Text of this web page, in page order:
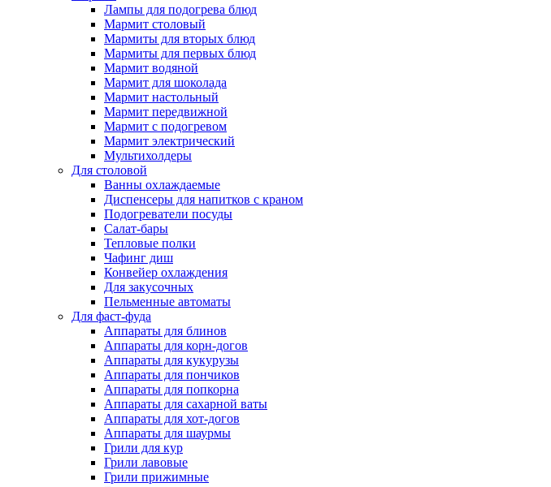
Лампы для подогрева блюд
Мармит столовый
Мармиты для вторых блюд
Мармиты для первых блюд
Мармит водяной
Мармит для шоколада
Мармит настольный
Мармит передвижной
Мармит с подогревом
Мармит электрический
Мультихолдеры
Для столовой
Ванны охлаждаемые
Диспенсеры для напитков с краном
Подогреватели посуды
Салат-бары
Тепловые полки
Чафинг диш
Конвейер охлаждения
Для закусочных
Пельменные автоматы
Для фаст-фуда
Аппараты для блинов
Аппараты для корн-догов
Аппараты для кукурузы
Аппараты для пончиков
Аппараты для попкорна
Аппараты для сахарной ваты
Аппараты для хот-догов
Аппараты для шаурмы
Грили для кур
Грили лавовые
Грили прижимные